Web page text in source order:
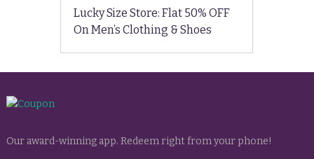
Lucky Size Store: Flat 50% OFF
On Men’s Clothing & Shoes
Our award-winning app. Redeem right from your phone!